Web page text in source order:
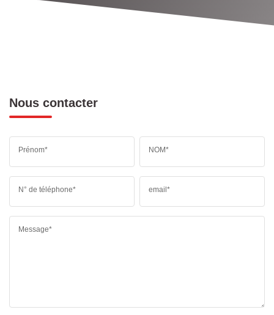
Nous contacter
Prénom* NOM*
N° de téléphone* email*
Message*